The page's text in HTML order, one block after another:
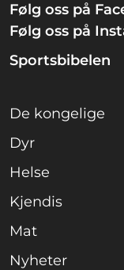
Følg oss på
Følg oss på
Sportsbibelen
De kongelige
Dyr
Helse
Kjendis
Mat
Nyheter